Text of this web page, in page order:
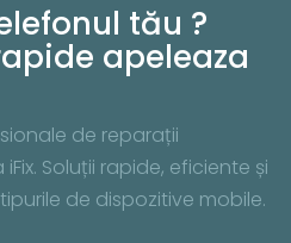
tău ?
apeleaza
de reparații
Soluții rapide, eficiente și
de dispozitive mobile.